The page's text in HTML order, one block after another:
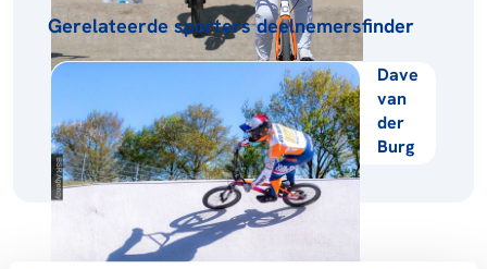
Gerelateerde sporters deelnemersfinder
Dave
van
der
Burg